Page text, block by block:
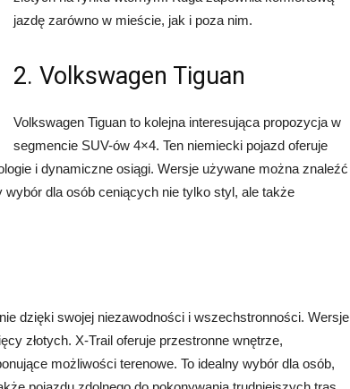
jazdę zarówno w mieście, jak i poza nim.
2. Volkswagen Tiguan
Volkswagen Tiguan to kolejna interesująca propozycja w
segmencie SUV-ów 4×4. Ten niemiecki pojazd oferuje
i dynamiczne osiągi. Wersje używane można znaleźć
wybór dla osób ceniących nie tylko styl, ale także
dzięki swojej niezawodności i wszechstronności. Wersje
złotych. X-Trail oferuje przestronne wnętrze,
możliwości terenowe. To idealny wybór dla osób,